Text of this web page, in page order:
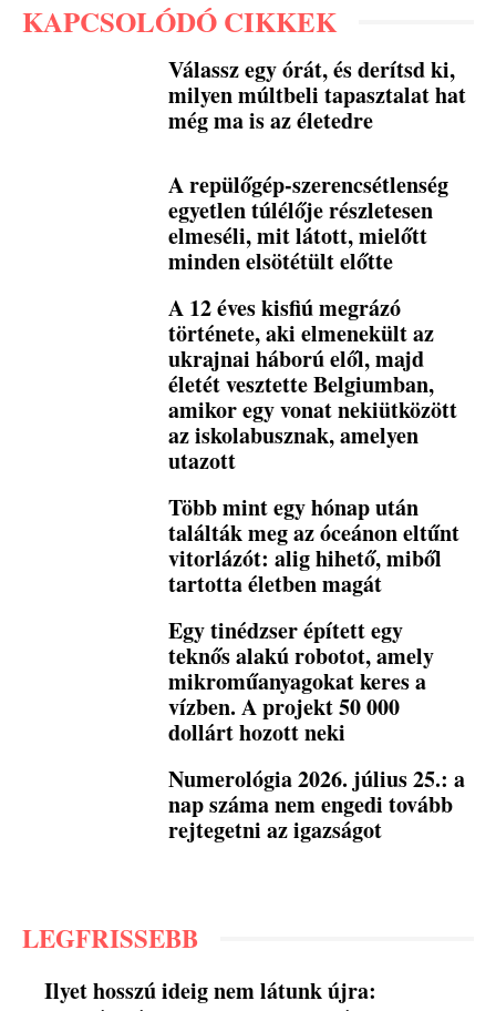
KAPCSOLÓDÓ CIKKEK
Válassz egy órát, és derítsd ki,
milyen múltbeli tapasztalat hat
még ma is az életedre
A repülőgép-szerencsétlenség
egyetlen túlélője részletesen
elmeséli, mit látott, mielőtt
minden elsötétült előtte
A 12 éves kisfiú megrázó
története, aki elmenekült az
ukrajnai háború elől, majd
életét vesztette Belgiumban,
amikor egy vonat nekiütközött
az iskolabusznak, amelyen
utazott
Több mint egy hónap után
találták meg az óceánon eltűnt
vitorlázót: alig hihető, miből
tartotta életben magát
Egy tinédzser épített egy
teknős alakú robotot, amely
mikroműanyagokat keres a
vízben. A projekt 50 000
dollárt hozott neki
Numerológia 2026. július 25.: a
nap száma nem engedi tovább
rejtegetni az igazságot
LEGFRISSEBB
Ilyet hosszú ideig nem látunk újra: